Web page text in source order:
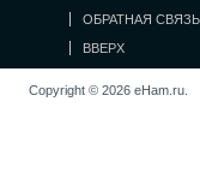
ОБРАТНАЯ СВЯЗЬ
ВВЕРХ
Copyright © 2026 eHam.ru.